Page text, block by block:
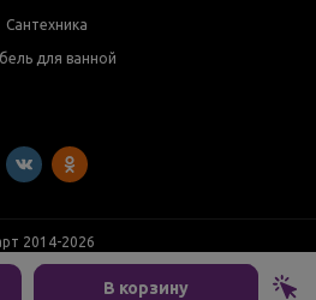
В корзину
Сантехника
для ванной
2014-2026